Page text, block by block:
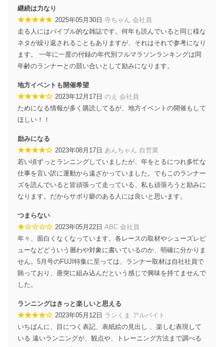
得・利用・提供を行います。また、当社が保有している
個人情報は、同意を得ずに目的外利用、第三者への提
供・開示は行いません。当社においてはこれらの取り組
みを確実にするため、従業者等の教育を徹底してまいり
ます。また、目的外利用を行わないために、適切な管理
措置を講じます。
法令遵守
当社は、個人情報に関連する法令、国が定める指針及び
その他の規範を遵守します。また、当社の管理の仕組み
に、これらの法令及びその他の規範を常に適合させま
す。
個人情報の安全管理措置
当社は、個人情報の正確性及び安全性を確保するため
に、下記セキュリティ対策をはじめとする安全対策を実
施し、個人情報の漏えい、滅失またはき損の防止及び是
正に努めます。
アクセス制御
機器を取り扱う従業者を明確化し、 個人データへ
の不要なアクセスを防止しています。
アクセス者の識別と認証
機器に標準装備されているユーザー制御機能（ユ
ーザーアカウント制御）により、個人情報データ
ベース等を取り扱う情報システムを使用する従業
外部からの不正アクセス等の防止
個人データを取り扱う機器等のオペレーティング
システムを最新の状態に保持しています。
個人データを取り扱う機器等にセキュリティ対策
ソフトウェア等を導入し、自動更新 機能等の活用
継続は力なり
★★★★★ 2025年05月30日 寺ちゃん 会社員
走る人にはバイブル的な雑誌です。何年も読んでいると同じ様な
ネタが繰り返されることもありますが、それはそれで参考になり
ます。 一年に一度の付録の年代別フルマラソンランキングは同
年齢のランナーとの競い合いとして励みになります。
地方イベントも開催希望
★★★★☆ 2023年12月17日 のえ 会社員
ためになる情報が多く購読してるが、地方イベントの開催もして
ほしい！！
励みになる
★★★★☆ 2023年08月17日 あんちゃん 自営業
若い頃ずっとランニングしていましたが、年をとるにつれ多忙な
仕事を言い訳に運動から遠ざかっていました。でもこのランナー
ズを読んでいると皆頑張って走っている、私も頑張ろうと励みに
なります。だからサボり癖のある人には良いと思います。
つまらない
★☆☆☆☆ 2023年05月22日 ABC 会社員
年々、面白くなくなっています。各レースの取材やシューズレビ
ューなどどういう層わや対象に書いているのか、明確に分かりま
せん。5月号のFUJI特集に至っては、ランナー取材は自社社員で
賄っており、唐突に組み込んだという感じで興味を持てませんで
した。
ランニングはきっと楽しいと思える
★★★★☆ 2023年05月12日 ランくま アルバイト
いちばんに、目につく表記、表紙絵の見出し 、楽しむ表現して
いる 遠いランニングが、観点や、トレーニング方法まで調べる